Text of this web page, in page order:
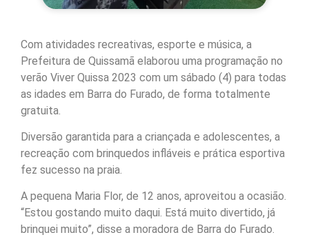
Com atividades recreativas, esporte e música, a
Prefeitura de Quissamã elaborou uma programação no
verão Viver Quissa 2023 com um sábado (4) para todas
as idades em Barra do Furado, de forma totalmente
gratuita.
Diversão garantida para a criançada e adolescentes, a
recreação com brinquedos infláveis e prática esportiva
fez sucesso na praia.
A pequena Maria Flor, de 12 anos, aproveitou a ocasião.
“Estou gostando muito daqui. Está muito divertido, já
brinquei muito”, disse a moradora de Barra do Furado.